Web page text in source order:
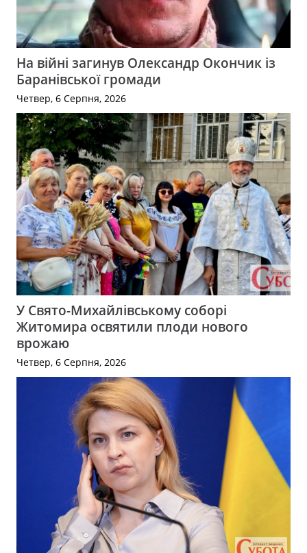
На війні загинув Олександр Окончик із
Баранівської громади
Четвер, 6 Серпня, 2026
У Свято-Михайлівському соборі
Житомира освятили плоди нового
врожаю
Четвер, 6 Серпня, 2026